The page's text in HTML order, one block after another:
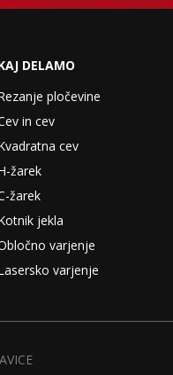
DELAMO
pločevine
in cev
cev
žarek
žarek
jekla
varjenje
varjenje